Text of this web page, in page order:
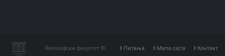
Филозофски факултет © Питања Мапа сајта Контакт